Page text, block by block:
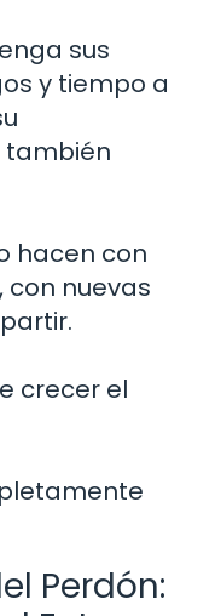
sus
y tiempo a
también
hacen con
con nuevas
crecer el
Perdón: